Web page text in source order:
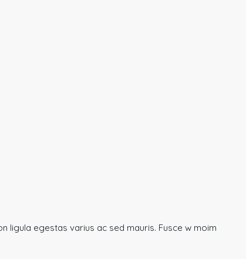
ligula egestas varius ac sed mauris. Fusce w moim